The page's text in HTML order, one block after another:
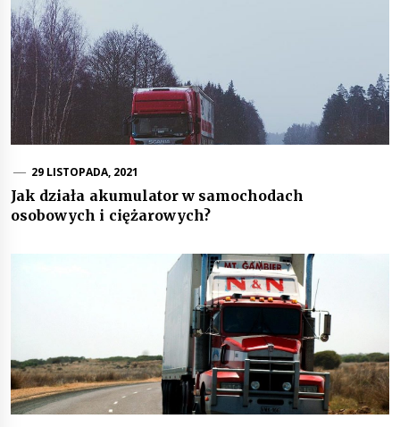
29 LISTOPADA, 2021
Jak działa akumulator w samochodach
osobowych i ciężarowych?